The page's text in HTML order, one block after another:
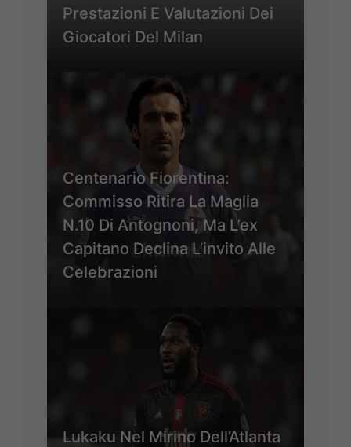
Prestazioni E Valutazioni Dei
Giocatori Del Milan
Centenario Fiorentina:
Commisso Ritira La Maglia
N.10 Di Antognoni, Ma L’ex
Capitano Declina L’invito Alle
Celebrazioni
Lukaku Nel Mirino Dell’Atlanta